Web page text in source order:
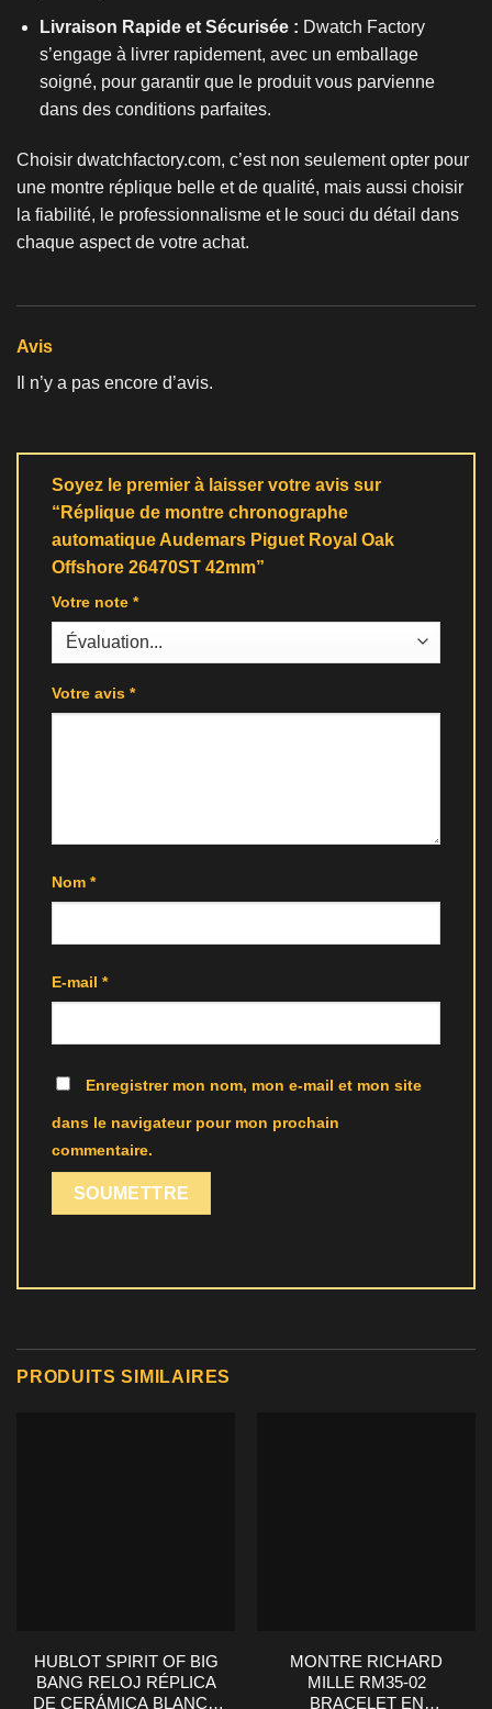
Livraison Rapide et Sécurisée : Dwatch Factory
s’engage à livrer rapidement, avec un emballage
soigné, pour garantir que le produit vous parvienne
dans des conditions parfaites.
Choisir dwatchfactory.com, c’est non seulement opter pour
une montre réplique belle et de qualité, mais aussi choisir
la fiabilité, le professionnalisme et le souci du détail dans
chaque aspect de votre achat.
Avis
Il n’y a pas encore d’avis.
Soyez le premier à laisser votre avis sur
“Réplique de montre chronographe
automatique Audemars Piguet Royal Oak
Offshore 26470ST 42mm”
Votre note *
Votre avis *
Nom *
E-mail *
Enregistrer mon nom, mon e-mail et mon site
dans le navigateur pour mon prochain
commentaire.
PRODUITS SIMILAIRES
HUBLOT SPIRIT OF BIG
BANG RELOJ RÉPLICA
DE CERÁMICA BLANCA
MONTRE RICHARD
MILLE RM35-02
BRACELET EN